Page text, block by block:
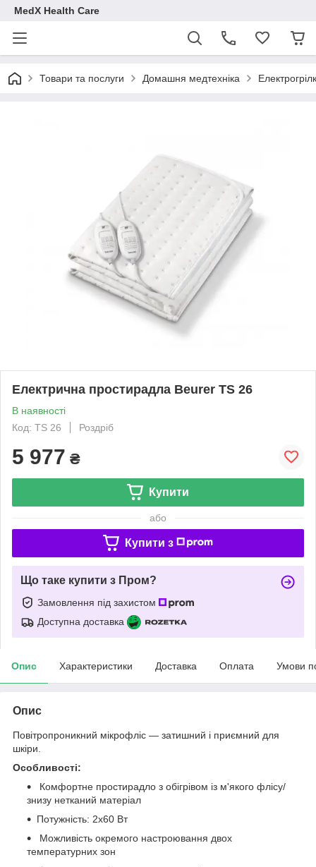
MedX Health Care
Товари та послуги Домашня медтехніка
Електрична простирадла Beurer TS 26
В наявності
Код: TS 26
Роздріб
5 977 ₴
Купити
або
Купити з
Що таке купити з Пром?
Замовлення під захистом
Доступна доставка
Опис Характеристики Доставка Оплата Умови
Опис
Повітропроникний мікрофліс — затишний і приємний для
шкіри.
Особливості:
Комфортне простирадло з обігрівом із м'якого флісу/
знизу нетканий матеріал
Потужність: 2х60 Вт
Можливість окремого настроювання двох
температурних зон